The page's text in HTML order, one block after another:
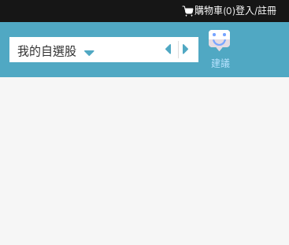
購物車(0)登入/註冊
我的自選股
建議